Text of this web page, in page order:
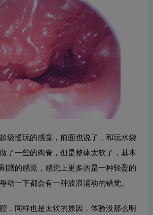
级慢玩的感觉，前面也说了，和玩水袋
了一些的肉脊，但是整体太软了，基本
蹭的感觉，感觉上更多的是一种轻盈的
动一下都会有一种波浪涌动的错觉。
，同样也是太软的原因，体验没那么明